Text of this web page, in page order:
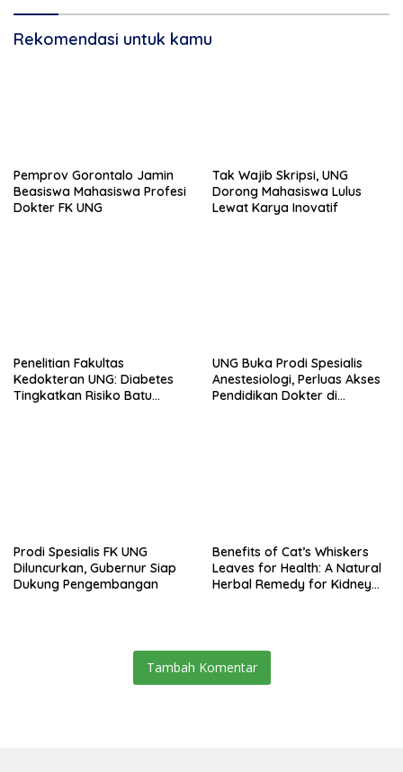
Rekomendasi untuk kamu
Pemprov Gorontalo Jamin
Beasiswa Mahasiswa Profesi
Dokter FK UNG
Tak Wajib Skripsi, UNG
Dorong Mahasiswa Lulus
Lewat Karya Inovatif
Penelitian Fakultas
Kedokteran UNG: Diabetes
Tingkatkan Risiko Batu
UNG Buka Prodi Spesialis
Anestesiologi, Perluas Akses
Pendidikan Dokter di
Prodi Spesialis FK UNG
Diluncurkan, Gubernur Siap
Dukung Pengembangan
Benefits of Cat’s Whiskers
Leaves for Health: A Natural
Herbal Remedy for Kidney
Tambah Komentar